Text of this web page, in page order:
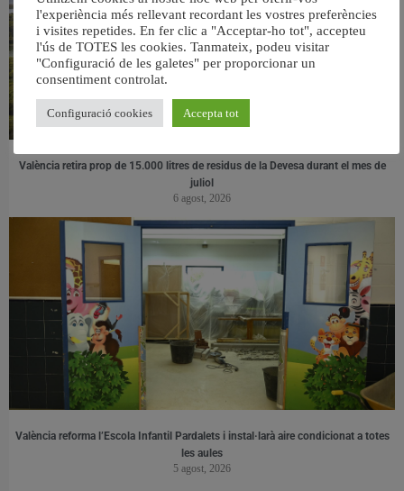
València retira prop de 15.000 litres de residus de la Devesa durant el mes de
juliol
6 agost, 2026
València reforma l’Escola Infantil Pardalets i instal·larà aire condicionat a totes
les aules
5 agost, 2026
l'experiència més rellevant recordant les vostres preferències
i visites repetides. En fer clic a "Acceptar-ho tot", accepteu
l'ús de TOTES les cookies. Tanmateix, podeu visitar
"Configuració de les galetes" per proporcionar un
consentiment controlat.
Configuració cookies Accepta tot